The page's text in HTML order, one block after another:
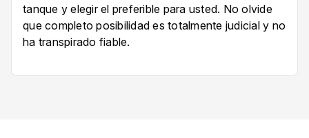
tanque y elegir el preferible para usted. No olvide
que completo posibilidad es totalmente judicial y no
ha transpirado fiable.